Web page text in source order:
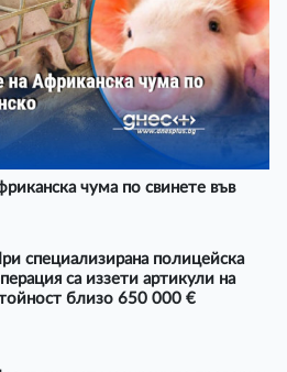
чума по свинете във
специализирана полицейска
са иззети артикули на
близо 650 000 €